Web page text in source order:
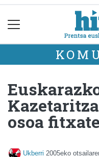
osoa
Ukberri 2005eko